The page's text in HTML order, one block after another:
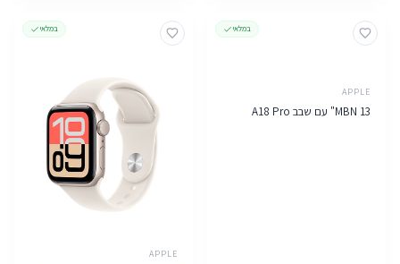
במלאי
APPLE
MBN 13" עם שבב A18 Pro
במלאי
APPLE